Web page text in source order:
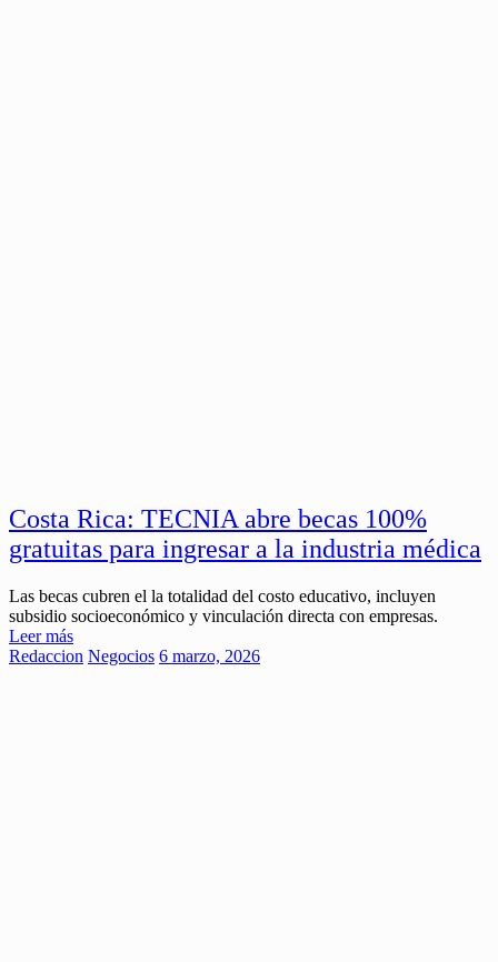
Costa Rica: TECNIA abre becas 100%
gratuitas para ingresar a la industria médica
Las becas cubren el la totalidad del costo educativo, incluyen
subsidio socioeconómico y vinculación directa con empresas.
Leer más
Redaccion Negocios 6 marzo, 2026